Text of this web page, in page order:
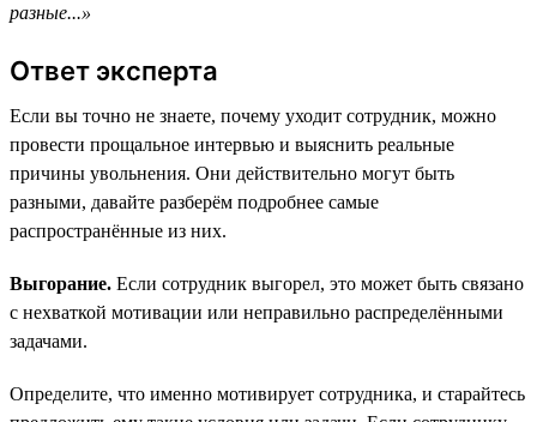
разные...»
Ответ эксперта
Если вы точно не знаете, почему уходит сотрудник, можно
провести прощальное интервью и выяснить реальные
причины увольнения. Они действительно могут быть
разными, давайте разберём подробнее самые
распространённые из них.
Выгорание. Если сотрудник выгорел, это может быть связано
с нехваткой мотивации или неправильно распределёнными
задачами.
Определите, что именно мотивирует сотрудника, и старайтесь